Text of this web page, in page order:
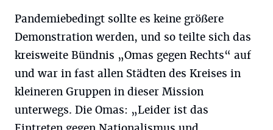
Pandemiebedingt sollte es keine größere
Demonstration werden, und so teilte sich das
kreisweite Bündnis „Omas gegen Rechts“ auf
und war in fast allen Städten des Kreises in
kleineren Gruppen in dieser Mission
unterwegs. Die Omas: „Leider ist das